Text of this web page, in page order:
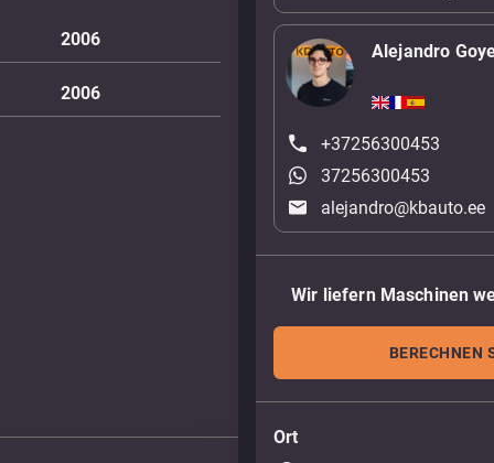
2006
2006
Alejandro
+37256300453
37256300453
alejandro@kbauto.ee
Wir liefern Maschinen
BERECHNEN
Ort